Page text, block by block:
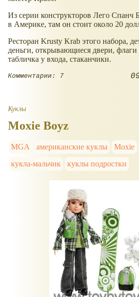
Из серии конструкторов Лего Спанч
в Америке, там он стоит около 20
Ресторан Krusty Krab этого набора,
деньги, открывающиеся двери,
табличка у входа, стаканчики.
Комментарии: 7
Куклы
Moxie Boyz
MGA американские куклы Moxie
кукла-мальчик
куклы подростки